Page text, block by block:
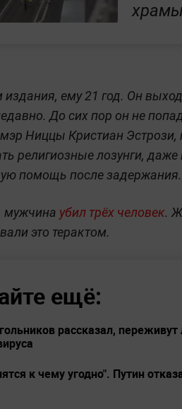
храмы
ему 21 год. Он
До сих пор он не
Ниццы Кристиан Эстрози,
религиозные лозунги,
помощь после задержания.
мужчина убил трёх человек.
это терактом.
ещё:
рассказал,
к чему угодно". Путин